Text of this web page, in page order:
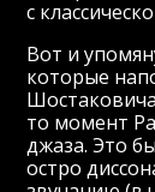
с
Вот и
которые
то момент
джаза. Это
остро